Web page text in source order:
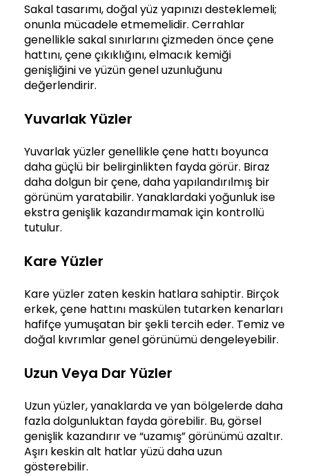
Sakal tasarımı, doğal yüz yapınızı desteklemeli;
onunla mücadele etmemelidir. Cerrahlar
genellikle sakal sınırlarını çizmeden önce çene
hattını, çene çıkıklığını, elmacık kemiği
genişliğini ve yüzün genel uzunluğunu
değerlendirir.
Yuvarlak Yüzler
Yuvarlak yüzler genellikle çene hattı boyunca
daha güçlü bir belirginlikten fayda görür. Biraz
daha dolgun bir çene, daha yapılandırılmış bir
görünüm yaratabilir. Yanaklardaki yoğunluk ise
ekstra genişlik kazandırmamak için kontrollü
tutulur.
Kare Yüzler
Kare yüzler zaten keskin hatlara sahiptir. Birçok
erkek, çene hattını maskülen tutarken kenarları
hafifçe yumuşatan bir şekli tercih eder. Temiz ve
doğal kıvrımlar genel görünümü dengeleyebilir.
Uzun Veya Dar Yüzler
Uzun yüzler, yanaklarda ve yan bölgelerde daha
fazla dolgunluktan fayda görebilir. Bu, görsel
genişlik kazandırır ve “uzamış” görünümü azaltır.
Aşırı keskin alt hatlar yüzü daha uzun
gösterebilir.